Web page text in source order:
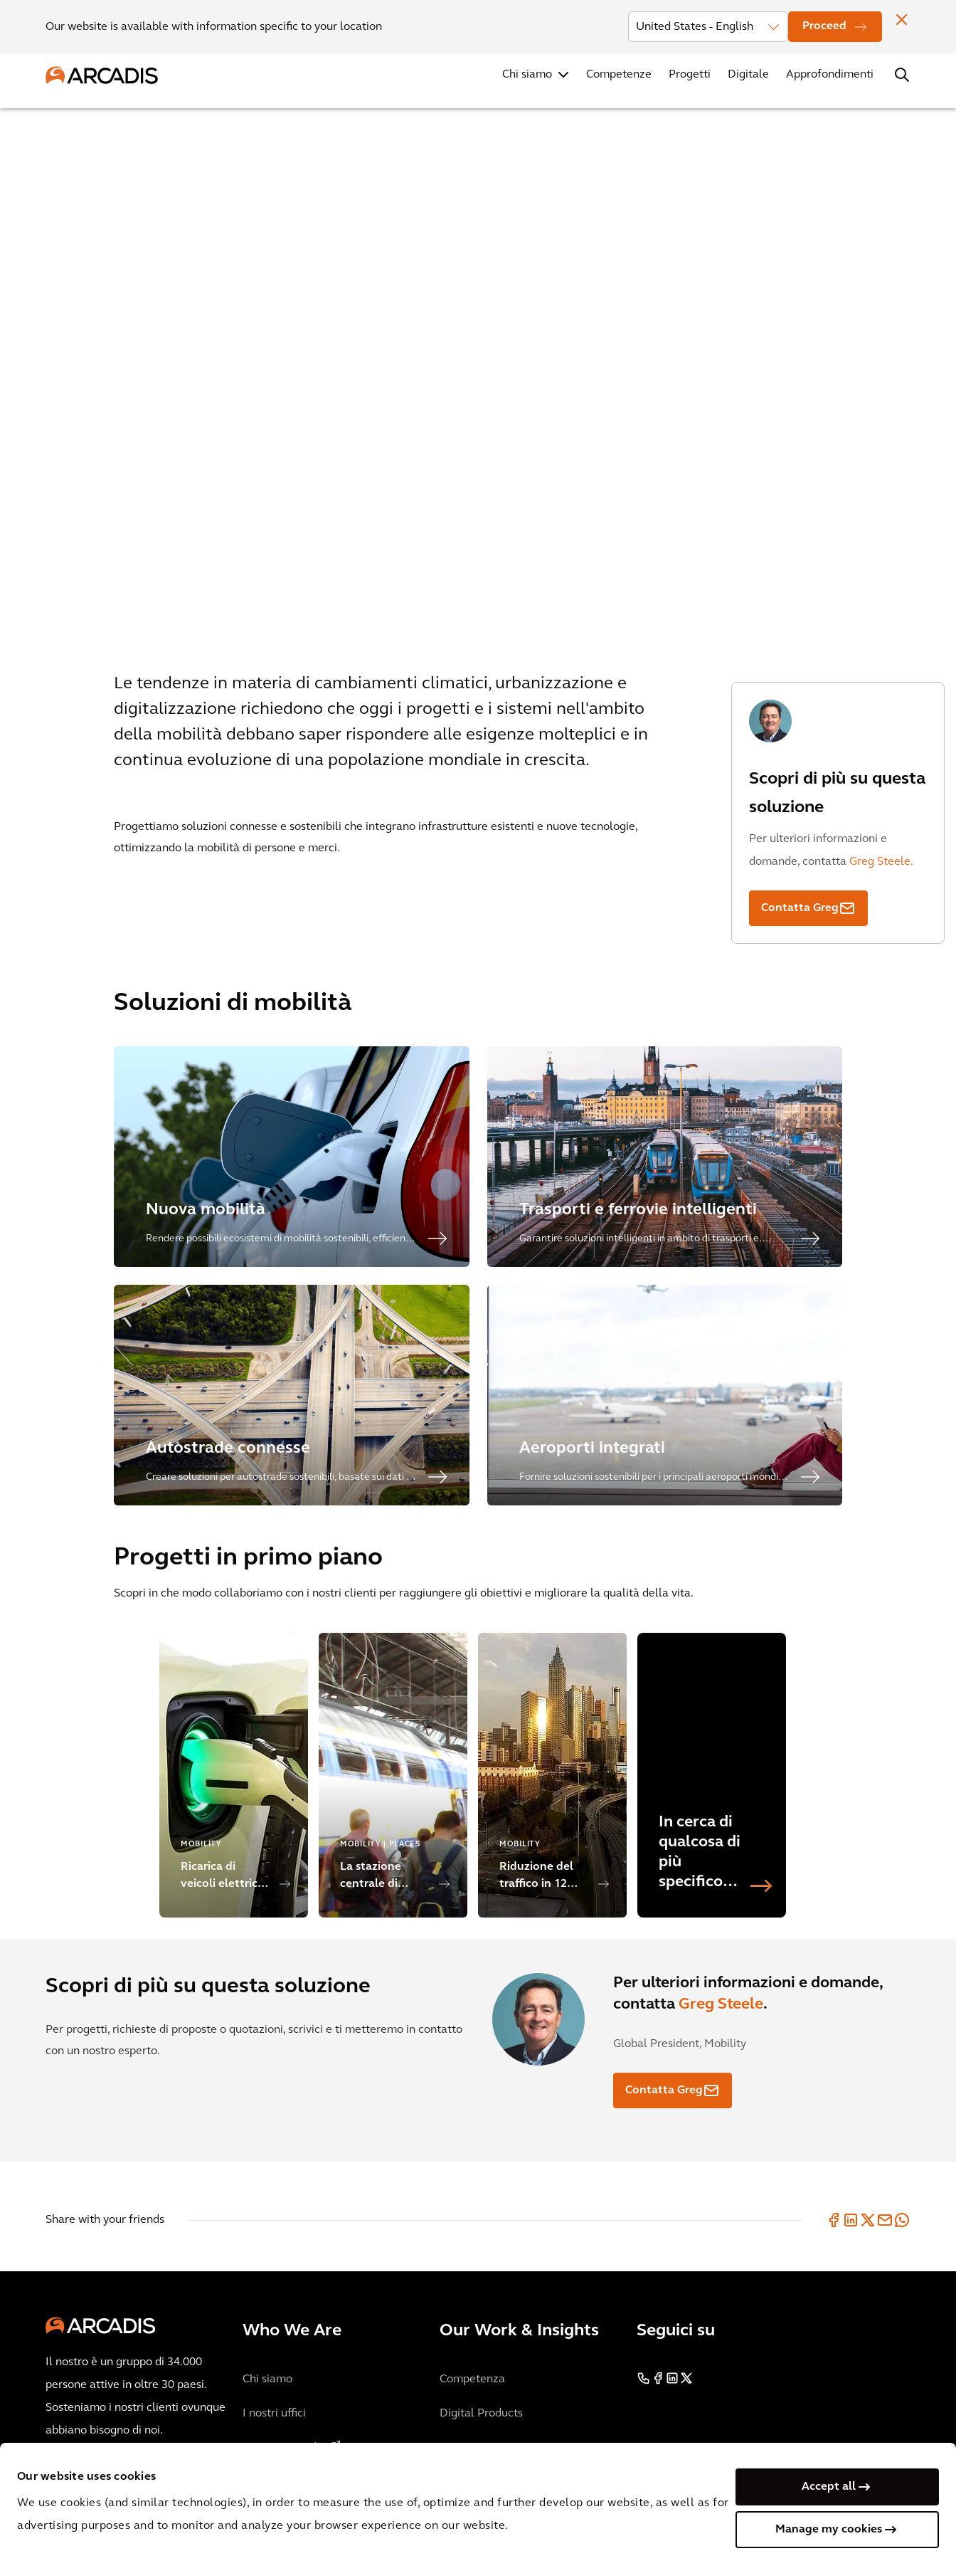
Our website uses cookies
We use cookies (and similar technologies), in order to measure the use of, optimize and further develop our website, as well as for
advertising purposes and to monitor and analyze your browser experience on our website.
Accept all
Manage my cookies
Our website is available with information specific to your location Proceed
Investitori Notizie I nostri uffici Contatti
Chi siamo Competenze Progetti Digitale Approfondimenti
Le tendenze in materia di cambiamenti climatici, urbanizzazione e
digitalizzazione richiedono che oggi i progetti e i sistemi nell'ambito
della mobilità debbano saper rispondere alle esigenze molteplici e in
continua evoluzione di una popolazione mondiale in crescita.
Progettiamo soluzioni connesse e sostenibili che integrano infrastrutture esistenti e nuove tecnologie,
ottimizzando la mobilità di persone e merci.
Scopri di più su questa
soluzione
Per ulteriori informazioni e
domande, contatta Greg Steele.
Contatta Greg
Soluzioni di mobilità
Nuova mobilità
Rendere possibili ecosistemi di mobilità sostenibili, efficienti
e integrati.
Trasporti e ferrovie intelligenti
Garantire soluzioni intelligenti in ambito di trasporti e
ferrovie lungo tutto il ciclo di vita di ferrovie e trasporti
Autostrade connesse
Creare soluzioni per autostrade sostenibili, basate sui dati e
connesse tra loro.
Aeroporti integrati
Fornire soluzioni sostenibili per i principali aeroporti mondiali
e per gli operatori aeroportuali globali.
Progetti in primo piano
Scopri in che modo collaboriamo con i nostri clienti per raggiungere gli obiettivi e migliorare la qualità della vita.
MOBILITY
Ricarica di
veicoli elettrici
servizio
MOBILITY | PLACES
La stazione
centrale di
Amsterdam sarà
presto in grado
MOBILITY
Riduzione del
traffico in 12
contee grazie al
sistema Active
In cerca di
qualcosa di
più
specifico?
altri
Scopri di più su questa soluzione
Per progetti, richieste di proposte o quotazioni, scrivici e ti metteremo in contatto
con un nostro esperto.
Per ulteriori informazioni e domande,
contatta Greg Steele.
Global President, Mobility
Contatta Greg
Share with your friends
Il nostro è un gruppo di 34.000
persone attive in oltre 30 paesi.
Sosteniamo i nostri clienti ovunque
abbiano bisogno di noi.
Contattaci
Who We Are
Chi siamo
I nostri uffici
Our Work & Insights
Competenza
Digital Products
Seguici su